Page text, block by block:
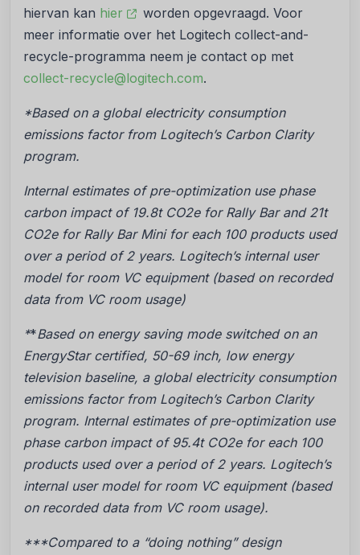
hiervan kan hier
worden opgevraagd. Voor
meer informatie over het Logitech collect-and-
recycle-programma neem je contact op met
collect-recycle@logitech.com.
*Based on a global electricity consumption
emissions factor from Logitech’s Carbon Clarity
program.
Internal estimates of pre-optimization use phase
carbon impact of 19.8t CO2e for Rally Bar and 21t
CO2e for Rally Bar Mini for each 100 products used
over a period of 2 years. Logitech’s internal user
model for room VC equipment (based on recorded
data from VC room usage)
**Based on energy saving mode switched on an
EnergyStar certified, 50-69 inch, low energy
television baseline, a global electricity consumption
emissions factor from Logitech’s Carbon Clarity
program. Internal estimates of pre-optimization use
phase carbon impact of 95.4t CO2e for each 100
products used over a period of 2 years. Logitech’s
internal user model for room VC equipment (based
on recorded data from VC room usage).
***Compared to a “doing nothing” design